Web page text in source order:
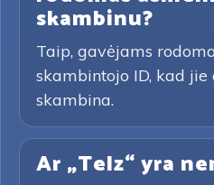
skambinu?
Taip, gavėjams
skambintojo ID, kad
skambina.
Ar „Telz“ yra